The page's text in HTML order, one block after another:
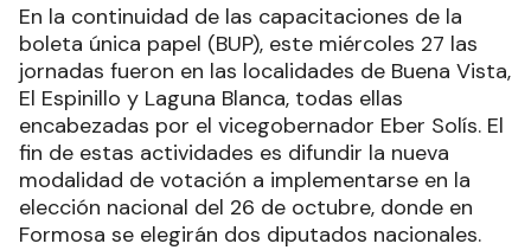
En la continuidad de las capacitaciones de la
boleta única papel (BUP), este miércoles 27 las
jornadas fueron en las localidades de Buena Vista,
El Espinillo y Laguna Blanca, todas ellas
encabezadas por el vicegobernador Eber Solís. El
fin de estas actividades es difundir la nueva
modalidad de votación a implementarse en la
elección nacional del 26 de octubre, donde en
Formosa se elegirán dos diputados nacionales.